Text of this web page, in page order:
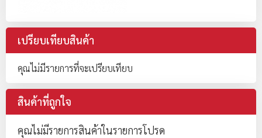
เปรียบเทียบสินค้า
คุณไม่มีรายการที่จะเปรียบเทียบ
สินค้าที่ถูกใจ
คุณไม่มีรายการสินค้าในรายการโปรด